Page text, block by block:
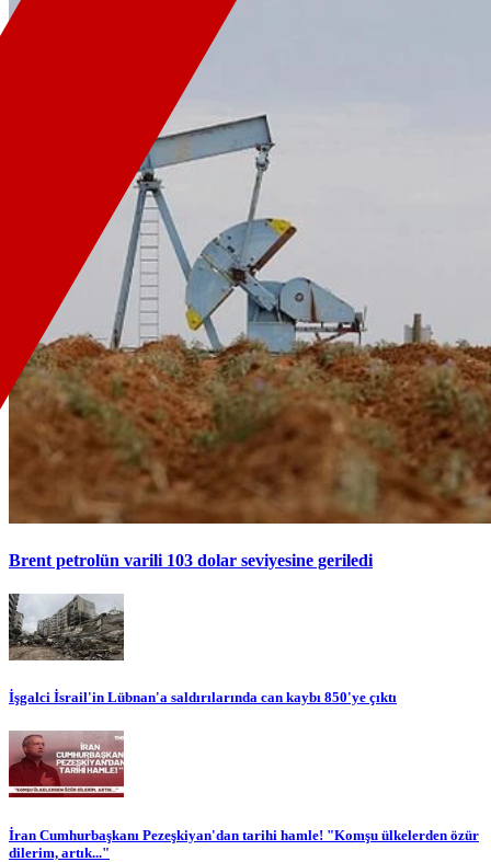
Brent petrolün varili 103 dolar seviyesine geriledi
İşgalci İsrail'in Lübnan'a saldırılarında can kaybı 850'ye çıktı
İran Cumhurbaşkanı Pezeşkiyan'dan tarihi hamle! "Komşu ülkelerden özür
dilerim, artık..."